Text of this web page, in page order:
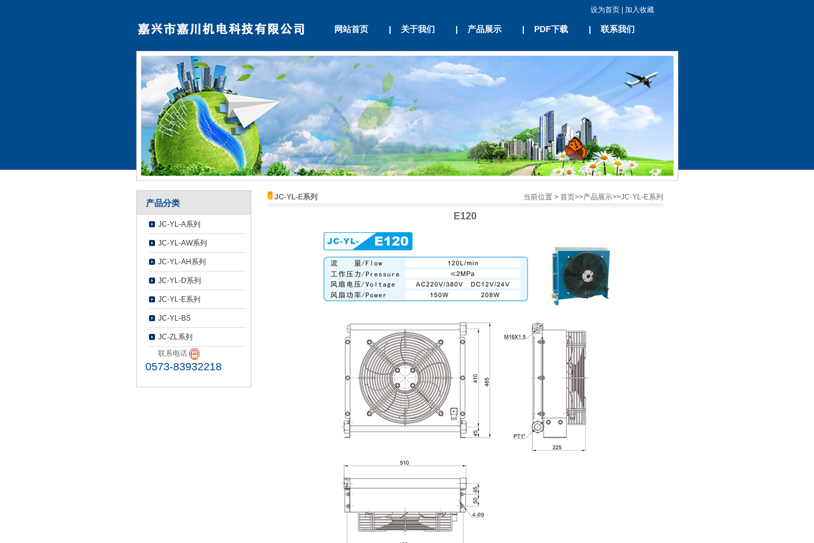
设为首页 加入收藏
网站首页 | 关于我们 | 产品展示 | PDF下载 | 联系我们
产品分类
JC-YL-A系列
JC-YL-AW系列
JC-YL-AH系列
JC-YL-D系列
JC-YL-E系列
JC-YL-BS
JC-ZL系列
联系电话
0573-83932218
JC-YL-E系列 当前位置 > 首页>>产品展示>>JC-YL-E系列
E120